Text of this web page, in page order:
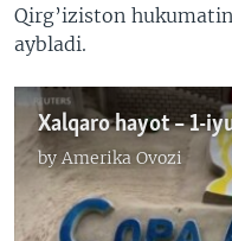
Qirg’iziston
aybladi.
Xalqaro hayot – 1-
by Amerika Ovozi
No media